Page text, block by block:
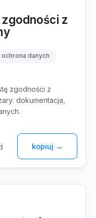
z
ochrona danych
zgodności z
dokumentacja,
kopiuj →